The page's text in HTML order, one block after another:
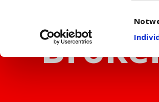
in